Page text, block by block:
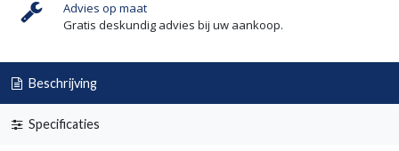
Advies op maat
Gratis deskundig advies bij uw aankoop.
Beschrijving
Specificaties